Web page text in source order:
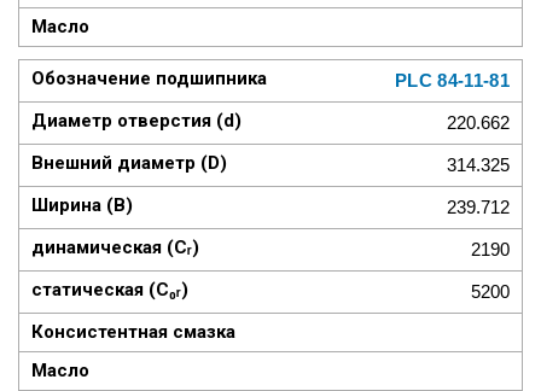
PLC 84-11-81
220.662
314.325
239.712
2190
5200